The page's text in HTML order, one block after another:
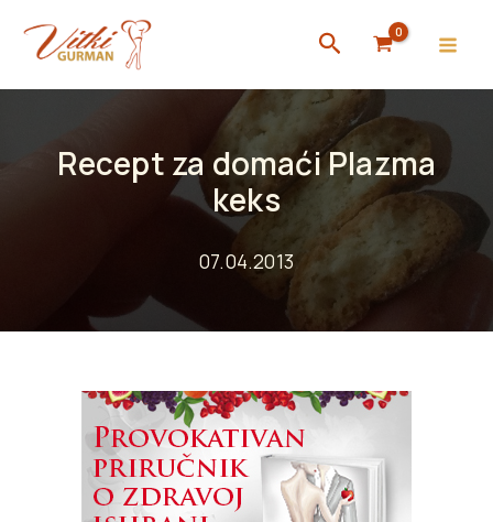
content
Search
Recept za domaći Plazma
keks
07.04.2013